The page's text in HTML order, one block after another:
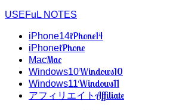
USEFuL NOTES
iPhone14iPhone14
iPhoneiPhone
MacMac
Windows10Windows10
Windows11Windows11
アフィリエイトAffiliate